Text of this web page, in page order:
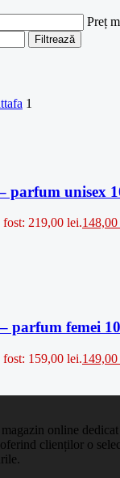
Preț
Filtrează
1
parfum unisex
219,00 lei.148,00
parfum femei
159,00 lei.149,00
magazin online
clienților o